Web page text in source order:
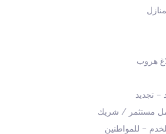
هروب
– تجديد
مستثمر / شريك
– للمواطنين